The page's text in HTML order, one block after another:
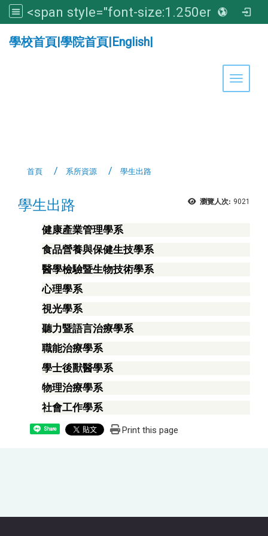
<span style="font-size:1.250em;"><strong>亞洲大學醫學暨健康學院</strong></span>
學校首頁|學院首頁|English|
Toggle
首頁 系所資源 學生出路
瀏覽人次: 9021
學生出路
健康產業管理學系
食品營養與保健生技學系
醫學檢驗暨生物技術學系
心理學系
視光學系
聽力暨語言治療學系
職能治療學系
學士後獸醫學系
物理治療學系
社會工作學系
Share Print this page